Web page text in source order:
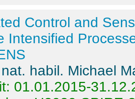
Control and
Intensified
nat. habil. Michael
01.01.2015-